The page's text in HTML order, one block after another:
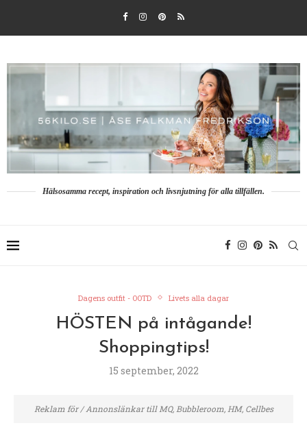
Hälsosamma recept, inspiration och livsnjutning för alla tillfällen.
Dagens outfit - OOTD Livets alla dagar
HÖSTEN på intågande!
Shoppingtips!
15 september, 2022
Reklam för / Annonslänkar till MQ, Bubbleroom, HM, Cellbes